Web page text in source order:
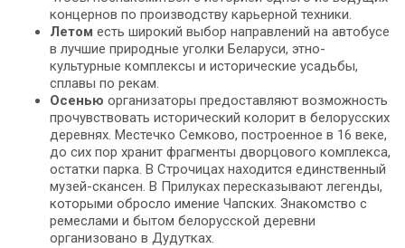
концернов по производству карьерной техники.
Летом есть широкий выбор направлений на автобусе
в лучшие природные уголки Беларуси, этно-
культурные комплексы и исторические усадьбы,
сплавы по рекам.
Осенью организаторы предоставляют возможность
прочувствовать исторический колорит в белорусских
деревнях. Местечко Семково, построенное в 16 веке,
до сих пор хранит фрагменты дворцового комплекса,
остатки парка. В Строчицах находится единственный
музей-скансен. В Прилуках пересказывают легенды,
которыми обросло имение Чапских. Знакомство с
ремеслами и бытом белорусской деревни
организовано в Дудутках.